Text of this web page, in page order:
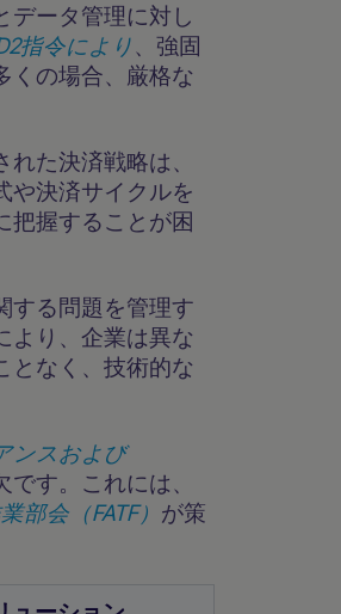
データ管理に対し
指令により、強固
くの場合、厳格な
た決済戦略は、
や決済サイクルを
把握することが困
する問題を管理す
より、企業は異な
となく、技術的な
ンスおよび
す。これには、
部会（FATF） が策